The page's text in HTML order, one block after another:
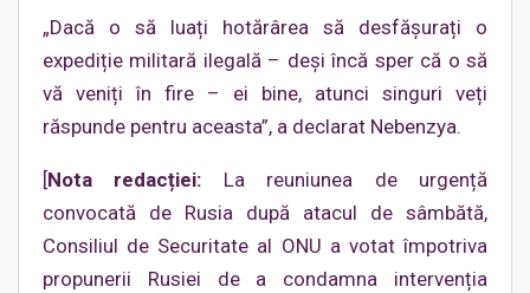
„Dacă o să luați hotărârea să desfășurați o
expediție militară ilegală – deși încă sper că o să
vă veniți în fire – ei bine, atunci singuri veți
răspunde pentru aceasta”, a declarat Nebenzya.
[Nota redacției: La reuniunea de urgență
convocată de Rusia după atacul de sâmbătă,
Consiliul de Securitate al ONU a votat împotriva
propunerii Rusiei de a condamna intervenția